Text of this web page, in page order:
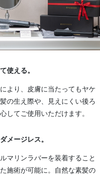
使える。
より、皮膚に当たってもヤケ
の生え際や、見えにくい後ろ
してご使用いただけます。
メージレス。
マリンラバーを装着すること
施術が可能に。自然な素髪の